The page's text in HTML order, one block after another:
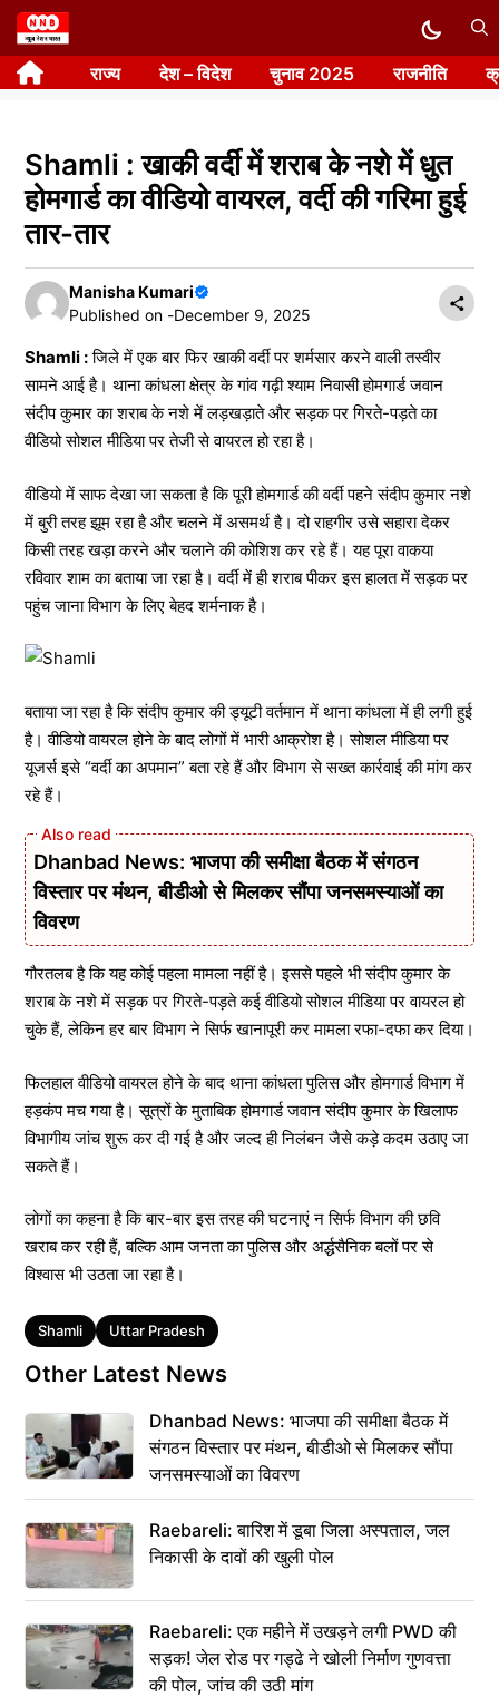
Skip
to
content राज्य देश – विदेश चुनाव 2025 राजनीति
Shamli : खाकी वर्दी में शराब के नशे में धुत
होमगार्ड का वीडियो वायरल, वर्दी की गरिमा हुई
तार-तार
Manisha Kumari
Published on -December 9, 2025
Shamli :जिले में एक बार फिर खाकी वर्दी पर शर्मसार करने वाली तस्वीर
सामने आई है। थाना कांधला क्षेत्र के गांव गढ़ी श्याम निवासी होमगार्ड जवान
संदीप कुमार का शराब के नशे में लड़खड़ाते और सड़क पर गिरते-पड़ते का
वीडियो सोशल मीडिया पर तेजी से वायरल हो रहा है।
वीडियो में साफ देखा जा सकता है कि पूरी होमगार्ड की वर्दी पहने संदीप कुमार नशे
में बुरी तरह झूम रहा है और चलने में असमर्थ है। दो राहगीर उसे सहारा देकर
किसी तरह खड़ा करने और चलाने की कोशिश कर रहे हैं। यह पूरा वाकया
रविवार शाम का बताया जा रहा है। वर्दी में ही शराब पीकर इस हालत में सड़क पर
पहुंच जाना विभाग के लिए बेहद शर्मनाक है।
बताया जा रहा है कि संदीप कुमार की ड्यूटी वर्तमान में थाना कांधला में ही लगी हुई
है। वीडियो वायरल होने के बाद लोगों में भारी आक्रोश है। सोशल मीडिया पर
यूजर्स इसे “वर्दी का अपमान” बता रहे हैं और विभाग से सख्त कार्रवाई की मांग कर
रहे हैं।
Dhanbad News: भाजपा की समीक्षा बैठक में संगठन
विस्तार पर मंथन, बीडीओ से मिलकर सौंपा जनसमस्याओं का
विवरण
गौरतलब है कि यह कोई पहला मामला नहीं है। इससे पहले भी संदीप कुमार के
शराब के नशे में सड़क पर गिरते-पड़ते कई वीडियो सोशल मीडिया पर वायरल हो
चुके हैं, लेकिन हर बार विभाग ने सिर्फ खानापूरी कर मामला रफा-दफा कर दिया।
फिलहाल वीडियो वायरल होने के बाद थाना कांधला पुलिस और होमगार्ड विभाग में
हड़कंप मच गया है। सूत्रों के मुताबिक होमगार्ड जवान संदीप कुमार के खिलाफ
विभागीय जांच शुरू कर दी गई है और जल्द ही निलंबन जैसे कड़े कदम उठाए जा
सकते हैं।
लोगों का कहना है कि बार-बार इस तरह की घटनाएं न सिर्फ विभाग की छवि
खराब कर रही हैं, बल्कि आम जनता का पुलिस और अर्द्धसैनिक बलों पर से
विश्वास भी उठता जा रहा है।
Tags
Shamli Uttar Pradesh
Other Latest News
Dhanbad News: भाजपा की समीक्षा बैठक में
संगठन विस्तार पर मंथन, बीडीओ से मिलकर सौंपा
जनसमस्याओं का विवरण
Raebareli: बारिश में डूबा जिला अस्पताल, जल
निकासी के दावों की खुली पोल
Raebareli: एक महीने में उखड़ने लगी PWD की
सड़क! जेल रोड पर गड्ढे ने खोली निर्माण गुणवत्ता
की पोल, जांच की उठी मांग